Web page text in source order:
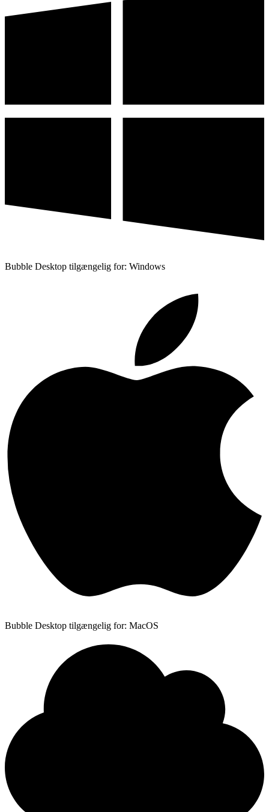
Bubble Desktop tilgængelig for: Windows
Bubble Desktop tilgængelig for: MacOS